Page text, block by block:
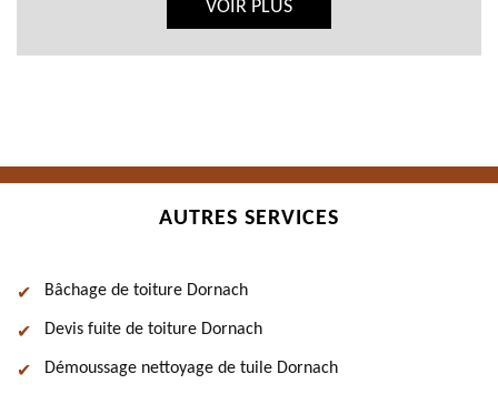
VOIR PLUS
AUTRES SERVICES
Bâchage de toiture Dornach
Devis fuite de toiture Dornach
Démoussage nettoyage de tuile Dornach